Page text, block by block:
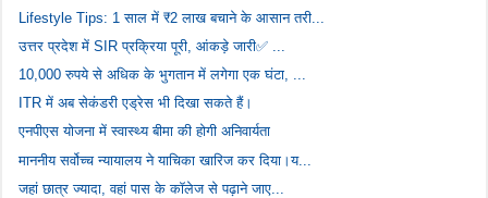
Lifestyle Tips: 1 साल में ₹2 लाख बचाने के आसान तरी...
उत्तर प्रदेश में SIR प्रक्रिया पूरी, आंकड़े जारी✅ ...
10,000 रुपये से अधिक के भुगतान में लगेगा एक घंटा, ...
ITR में अब सेकंडरी एड्रेस भी दिखा सकते हैं।
एनपीएस योजना में स्वास्थ्य बीमा की होगी अनिवार्यता
माननीय सर्वोच्च न्यायालय ने याचिका खारिज कर दिया।य...
जहां छात्र ज्यादा, वहां पास के कॉलेज से पढ़ाने जाए...